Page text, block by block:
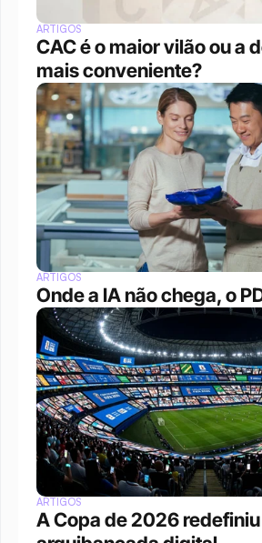
ARTIGOS
CAC é o maior vilão ou a
mais conveniente?
ARTIGOS
Onde a IA não chega, o
ARTIGOS
A Copa de 2026 redefiniu